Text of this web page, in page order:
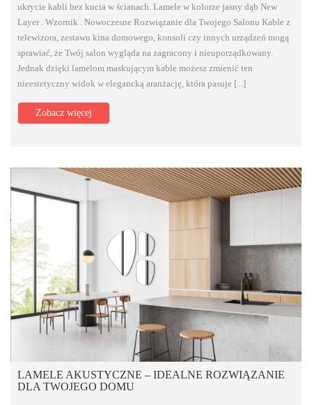
ukrycie kabli bez kucia w ścianach. Lamele w kolorze jasny dąb New
Layer . Wzornik . Nowoczesne Rozwiązanie dla Twojego Salonu Kable z
telewizora, zestawu kina domowego, konsoli czy innych urządzeń mogą
sprawiać, że Twój salon wygląda na zagracony i nieuporządkowany.
Jednak dzięki lamelom maskującym kable możesz zmienić ten
nieestetyczny widok w elegancką aranżację, która pasuje [...]
Zobacz więcej
LAMELE AKUSTYCZNE – IDEALNE ROZWIĄZANIE
DLA TWOJEGO DOMU